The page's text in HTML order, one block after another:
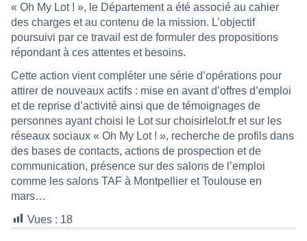
« Oh My Lot ! », le Département a été associé au cahier
des charges et au contenu de la mission. L’objectif
poursuivi par ce travail est de formuler des propositions
répondant à ces attentes et besoins.
Cette action vient compléter une série d’opérations pour
attirer de nouveaux actifs : mise en avant d’offres d’emploi
et de reprise d’activité ainsi que de témoignages de
personnes ayant choisi le Lot sur choisirlelot.fr et sur les
réseaux sociaux « Oh My Lot ! », recherche de profils dans
des bases de contacts, actions de prospection et de
communication, présence sur des salons de l’emploi
comme les salons TAF à Montpellier et Toulouse en
mars…
Vues : 18